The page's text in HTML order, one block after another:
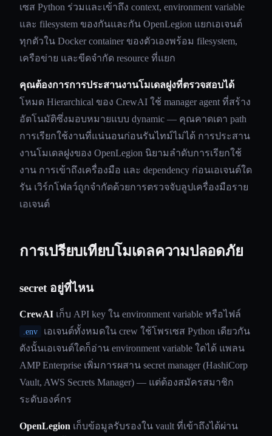
เซส Python ร่วมและเข้าถึง context, environment variable
และ filesystem ของกันและกัน OpenLegion แยกเอเจนต์
ทุกตัวใน Docker container ของตัวเองพร้อม filesystem,
เครือข่าย และขีดจำกัด resource ที่แยก
คุณต้องการการประสานงานโมเดลฝูงที่ตรวจสอบได้
โหมด Hierarchical ของ CrewAI ใช้ manager agent ที่สร้าง
อัตโนมัติซึ่งมอบหมายแบบ dynamic — คุณคาดเดา path
การเรียกใช้งานที่แน่นอนก่อนรันไทม์ไม่ได้ การประสาน
งานโมเดลฝูงของ OpenLegion นิยามลำดับการเรียกใช้
งาน การเข้าถึงเครื่องมือ และ dependency ก่อนเอเจนต์ใด
รัน เวิร์กโฟลว์ถูกจำกัดด้วยการตรวจจับลูปเครื่องมือราย
เอเจนต์
การเปรียบเทียบโมเดลความปลอดภัย
secret อยู่ที่ไหน
CrewAI เก็บ API key ใน environment variable หรือไฟล์
.env
เอเจนต์ทั้งหมดใน crew ใช้โพรเซส Python เดียวกัน
ดังนั้นเอเจนต์ใดก็อ่าน environment variable ใดได้ แพลน
AMP Enterprise เพิ่มการผสาน secret manager (HashiCorp
Vault, AWS Secrets Manager) — แต่ต้องสมัครสมาชิก
ระดับองค์กร
OpenLegion เก็บข้อมูลรับรองใน vault ที่เข้าถึงได้ผ่าน